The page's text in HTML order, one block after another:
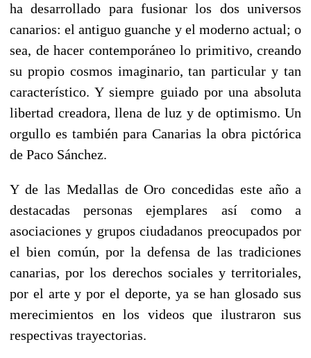
ha desarrollado para fusionar los dos universos
canarios: el antiguo guanche y el moderno actual; o
sea, de hacer contemporáneo lo primitivo, creando
su propio cosmos imaginario, tan particular y tan
característico. Y siempre guiado por una absoluta
libertad creadora, llena de luz y de optimismo. Un
orgullo es también para Canarias la obra pictórica
de Paco Sánchez.
Y de las Medallas de Oro concedidas este año a
destacadas personas ejemplares así como a
asociaciones y grupos ciudadanos preocupados por
el bien común, por la defensa de las tradiciones
canarias, por los derechos sociales y territoriales,
por el arte y por el deporte, ya se han glosado sus
merecimientos en los videos que ilustraron sus
respectivas trayectorias.